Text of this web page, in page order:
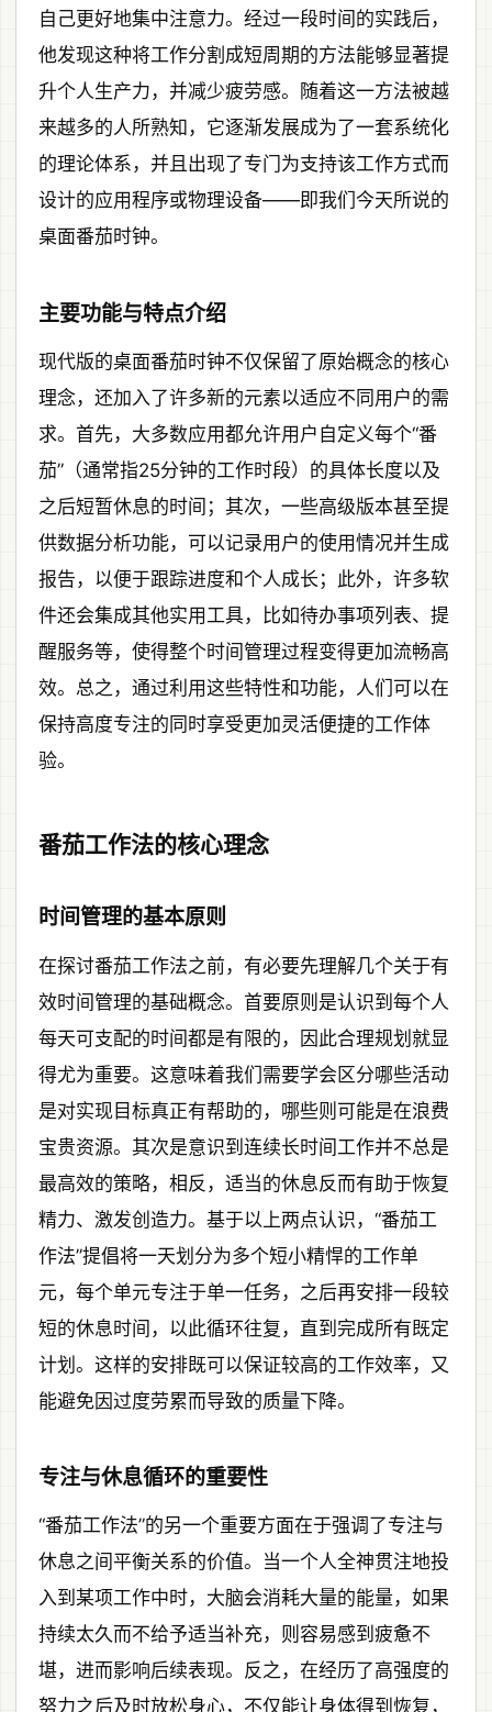
自己更好地集中注意力。经过一段时间的实践后，
他发现这种将工作分割成短周期的方法能够显著提
升个人生产力，并减少疲劳感。随着这一方法被越
来越多的人所熟知，它逐渐发展成为了一套系统化
的理论体系，并且出现了专门为支持该工作方式而
设计的应用程序或物理设备——即我们今天所说的
桌面番茄时钟。
主要功能与特点介绍
现代版的桌面番茄时钟不仅保留了原始概念的核心
理念，还加入了许多新的元素以适应不同用户的需
求。首先，大多数应用都允许用户自定义每个“番
茄”（通常指25分钟的工作时段）的具体长度以及
之后短暂休息的时间；其次，一些高级版本甚至提
供数据分析功能，可以记录用户的使用情况并生成
报告，以便于跟踪进度和个人成长；此外，许多软
件还会集成其他实用工具，比如待办事项列表、提
醒服务等，使得整个时间管理过程变得更加流畅高
效。总之，通过利用这些特性和功能，人们可以在
保持高度专注的同时享受更加灵活便捷的工作体
验。
番茄工作法的核心理念
时间管理的基本原则
在探讨番茄工作法之前，有必要先理解几个关于有
效时间管理的基础概念。首要原则是认识到每个人
每天可支配的时间都是有限的，因此合理规划就显
得尤为重要。这意味着我们需要学会区分哪些活动
是对实现目标真正有帮助的，哪些则可能是在浪费
宝贵资源。其次是意识到连续长时间工作并不总是
最高效的策略，相反，适当的休息反而有助于恢复
精力、激发创造力。基于以上两点认识，“番茄工
作法”提倡将一天划分为多个短小精悍的工作单
元，每个单元专注于单一任务，之后再安排一段较
短的休息时间，以此循环往复，直到完成所有既定
计划。这样的安排既可以保证较高的工作效率，又
能避免因过度劳累而导致的质量下降。
专注与休息循环的重要性
“番茄工作法”的另一个重要方面在于强调了专注与
休息之间平衡关系的价值。当一个人全神贯注地投
入到某项工作中时，大脑会消耗大量的能量，如果
持续太久而不给予适当补充，则容易感到疲惫不
堪，进而影响后续表现。反之，在经历了高强度的
努力之后及时放松身心，不仅能让身体得到恢复，